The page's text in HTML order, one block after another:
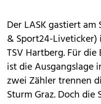
Der LASK gastiert
&Sport24-Liveticker)
TSV Hartberg. Für
ist die Ausgangslage
zwei Zähler trennen
Sturm Graz. Doch